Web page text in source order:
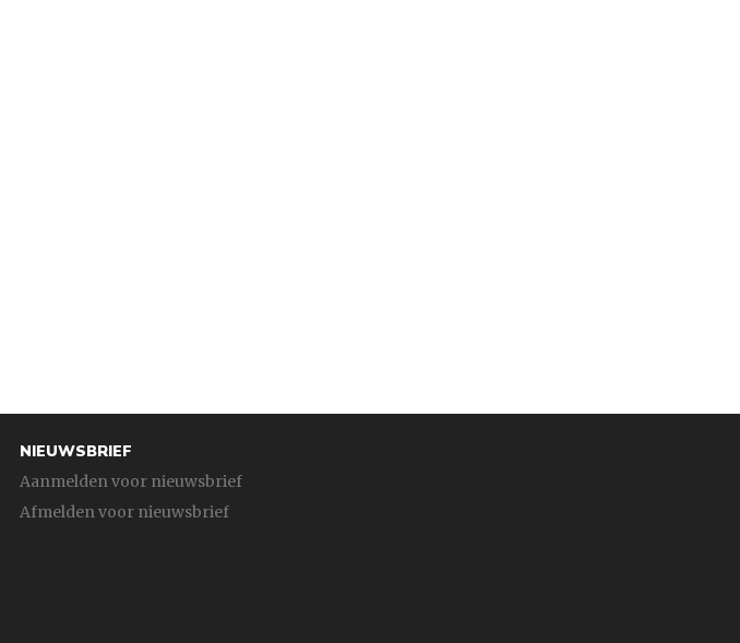
NIEUWSBRIEF
Aanmelden voor nieuwsbrief
Afmelden voor nieuwsbrief